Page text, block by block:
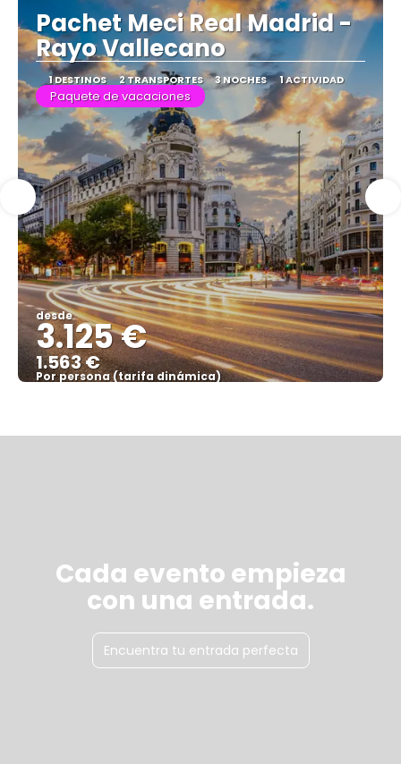
Pachet Meci Real Madrid -
Rayo Vallecano
1 DESTINOS 2 TRANSPORTES 3 NOCHES 1 ACTIVIDAD
Paquete de vacaciones
desde
3.125 €
1.563 €
Por persona (tarifa dinámica)
Cada evento empieza
con una entrada.
Encuentra tu entrada perfecta